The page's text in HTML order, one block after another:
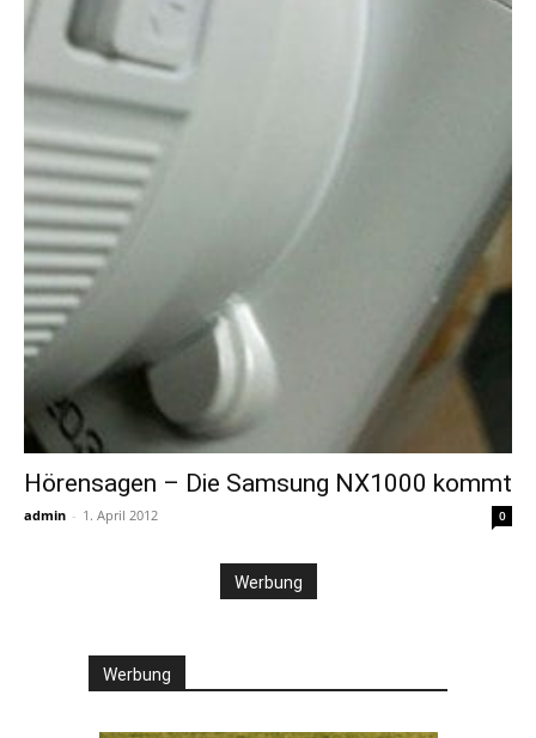
Hörensagen – Die Samsung NX1000 kommt
admin - 1. April 2012 0
Werbung
Werbung